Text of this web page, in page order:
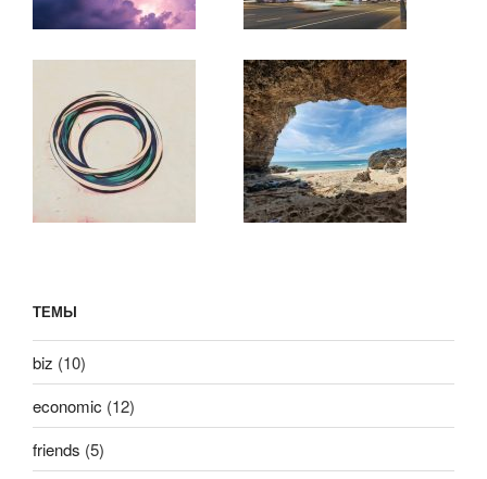
ТЕМЫ
biz (10)
economic (12)
friends (5)